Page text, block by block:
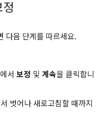
다음 단계를 따르세요.
에서 보정 및 계속을 클릭합니
벗어나 새로고침할 때까지